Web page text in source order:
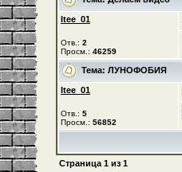
Itee_01
Отв.: 2
Просм.: 46259
Тема: ЛУНОФОБИЯ
Itee_01
Отв.: 5
Просм.: 56852
Страница 1 из 1